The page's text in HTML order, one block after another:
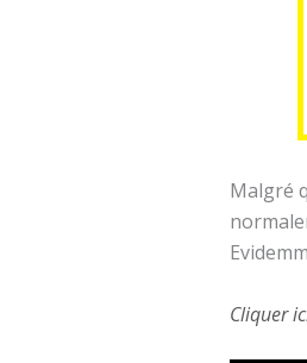
Malgré
Cliquer